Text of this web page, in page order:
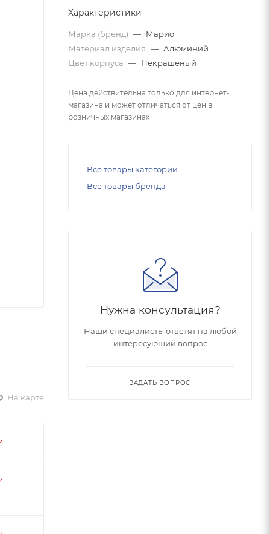
На карте
Характеристики
Марка (бренд) — Марио
Материал изделия — Алюминий
Цвет корпуса — Некрашеный
Цена действительна только для интернет-
магазина и может отличаться от цен в
розничных магазинах
Все товары категории
Все товары бренда
Нужна консультация?
Наши специалисты ответят на любой
интересующий вопрос
ЗАДАТЬ ВОПРОС